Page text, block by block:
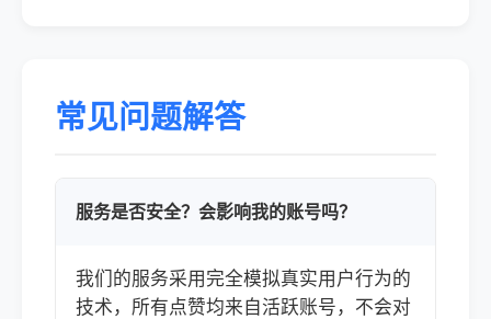
常见问题解答
服务是否安全？会影响我的账号吗？
我们的服务采用完全模拟真实用户行为的
技术，所有点赞均来自活跃账号，不会对